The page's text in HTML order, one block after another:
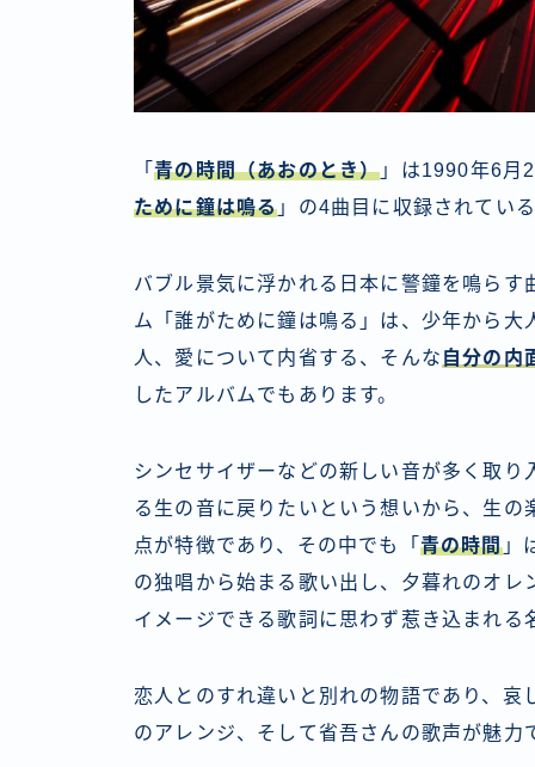
「青の時間（あおのとき） 」は1990年6月
ために鐘は鳴る 」の4曲目に収録されてい
バブル景気に浮かれる日本に警鐘を鳴らす
ム「誰がために鐘は鳴る」は、少年から
人、愛について内省する、そんな 自分の内
したアルバムでもあります。
シンセサイザーなどの新しい音が多く取
る生の音に戻りたいという想いから、生
点が特徴であり、その中でも「 青の時間」
の独唱から始まる歌い出し、夕暮れのオ
イメージできる歌詞に思わず惹き込まれる
恋人とのすれ違いと別れの物語であり、
のアレンジ、そして省吾さんの歌声が魅力